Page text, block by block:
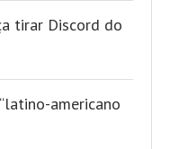
tirar Discord do
americano